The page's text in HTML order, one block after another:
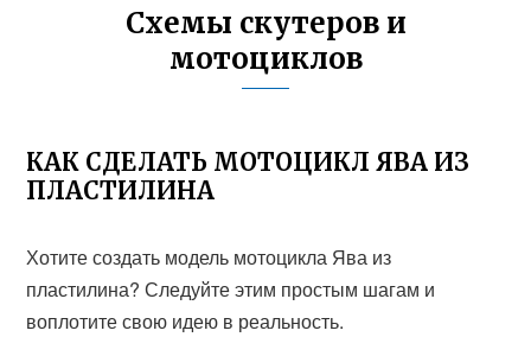
Схемы скутеров и
мотоциклов
КАК СДЕЛАТЬ МОТОЦИКЛ ЯВА ИЗ
ПЛАСТИЛИНА
Хотите создать модель мотоцикла Ява из
пластилина? Следуйте этим простым шагам и
воплотите свою идею в реальность.